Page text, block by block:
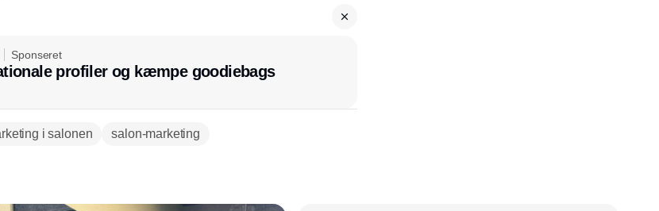
Sponseret
profiler og kæmpe goodiebags
i salonen salon-marketing